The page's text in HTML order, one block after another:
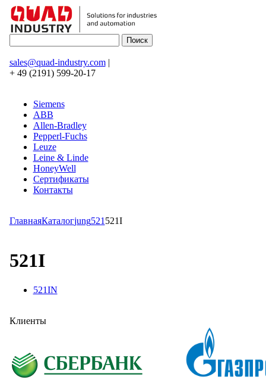
sales@quad-industry.com|
+ 49 (2191) 599-20-17
Siemens
ABB
Allen-Bradley
Pepperl-Fuchs
Leuze
Leine & Linde
HoneyWell
Сертификаты
Контакты
ГлавнаяКаталогjung521 521I
521I
521IN
Клиенты